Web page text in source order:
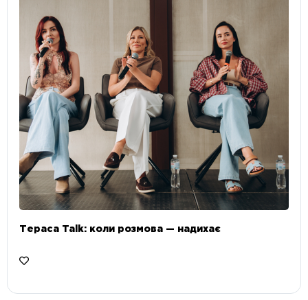
Тераса Talk: коли розмова — надихає